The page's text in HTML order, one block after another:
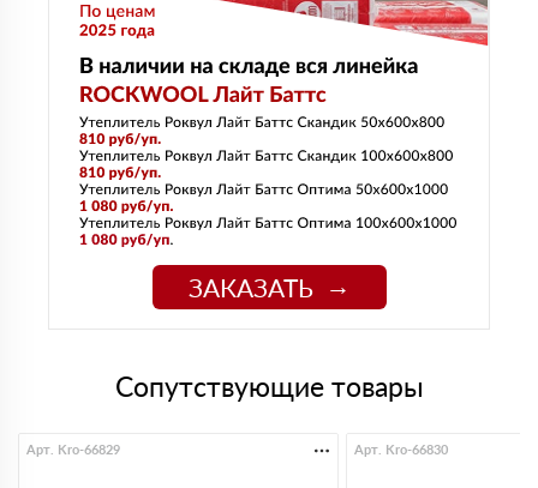
ЗАКАЗАТЬ
Сопутствующие товары
Арт. Kro-66829 Арт. Kro-66830